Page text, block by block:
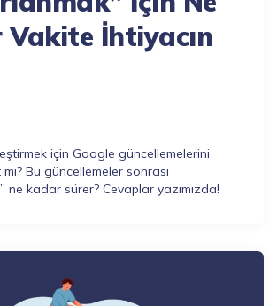
İhtiyacın
için Google güncellemelerini
Bu güncellemeler sonrası
ne kadar sürer? Cevaplar yazımızda!